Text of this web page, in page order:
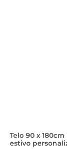
Telo 90 x
estivo